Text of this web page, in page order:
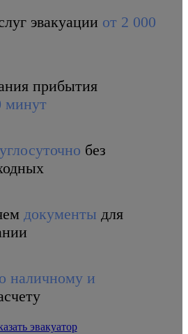
эвакуации от 2 000
прибытия
минут
без
документы для
наличному и
эвакуатор